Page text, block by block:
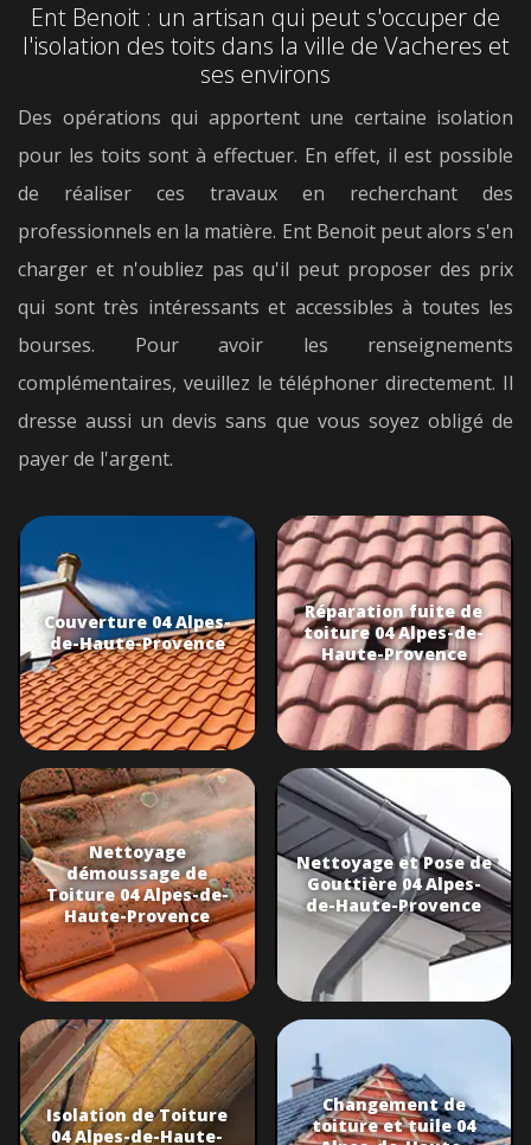
Ent Benoit : un artisan qui peut s'occuper de
l'isolation des toits dans la ville de Vacheres et
ses environs
Des opérations qui apportent une certaine isolation
pour les toits sont à effectuer. En effet, il est possible
de réaliser ces travaux en recherchant des
professionnels en la matière. Ent Benoit peut alors s'en
charger et n'oubliez pas qu'il peut proposer des prix
qui sont très intéressants et accessibles à toutes les
bourses. Pour avoir les renseignements
complémentaires, veuillez le téléphoner directement. Il
dresse aussi un devis sans que vous soyez obligé de
payer de l'argent.
Couverture 04 Alpes-
de-Haute-Provence
Réparation fuite de
toiture 04 Alpes-de-
Haute-Provence
Nettoyage
démoussage de
Toiture 04 Alpes-de-
Haute-Provence
Nettoyage et Pose de
Gouttière 04 Alpes-
de-Haute-Provence
Isolation de Toiture
04 Alpes-de-Haute-
Changement de
toiture et tuile 04